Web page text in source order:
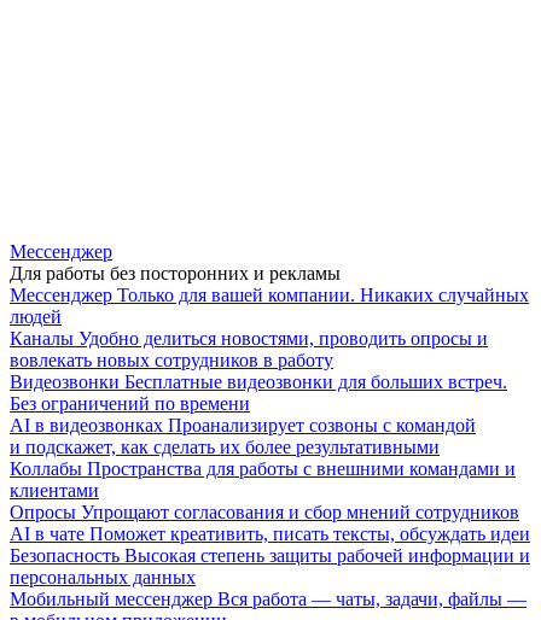
Мессенджер
Для работы без посторонних и рекламы
Мессенджер Только для вашей компании. Никаких случайных
людей
Каналы Удобно делиться новостями, проводить опросы и
вовлекать новых сотрудников в работу
Видеозвонки Бесплатные видеозвонки для больших встреч.
Без ограничений по времени
AI в видеозвонках Проанализирует созвоны с командой
и подскажет, как сделать их более результативными
Коллабы Пространства для работы с внешними командами и
клиентами
Опросы Упрощают согласования и сбор мнений сотрудников
AI в чате Поможет креативить, писать тексты, обсуждать идеи
Безопасность Высокая степень защиты рабочей информации и
персональных данных
Мобильный мессенджер Вся работа — чаты, задачи, файлы —